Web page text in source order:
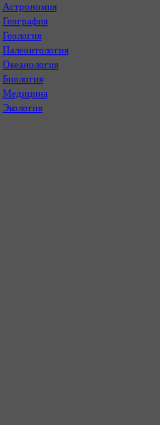
Астрономия
География
Геология
Палеонтология
Океанология
Биология
Медицина
Экология